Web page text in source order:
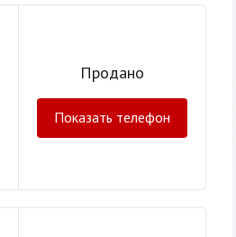
Продано
Показать телефон